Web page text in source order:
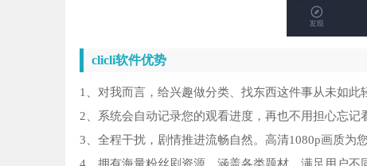
clicli软件优势
1、对我而言，给兴趣做分类、找东西这件事从未如此
2、系统会自动记录您的观看进度，再也不用担心忘记
3、全程干扰，剧情推进流畅自然。高清1080p画质为